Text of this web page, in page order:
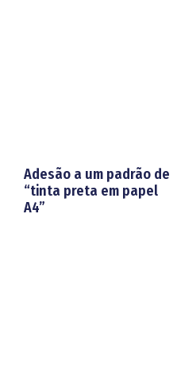
Adesão a um padrão de
“tinta preta em papel
A4”